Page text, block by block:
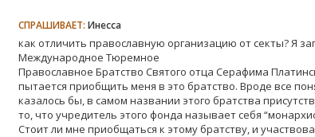
СПРАШИВАЕТ: Инесса
как отличить православную организацию от секты? Я
Международное Тюремное
Православное Братство Святого отца Серафима
пытается приобщить меня в это братство. Вроде все
казалось бы, в самом названии этого братства
то, что учредитель этого фонда называет себя
Стоит ли мне приобщаться к этому братству, и